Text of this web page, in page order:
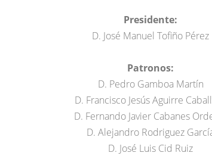
Presidente:
D. José Manuel Tofiño Pérez
Patronos:
D. Pedro Gamboa Martín
D. Francisco Jesús Aguirre
D. Fernando Javier Cabanes
D. Alejandro Rodriguez
D. José Luis Cid Ruiz